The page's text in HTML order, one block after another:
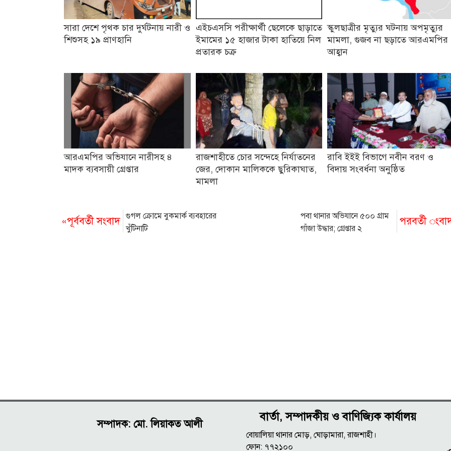
সারা দেশে পৃথক চার দুর্ঘটনায় নারী ও
শিশুসহ ১৯ প্রাণহানি
এইচএসসি পরীক্ষার্থী ছেলেকে ছাড়াতে
ইমামের ১৫ হাজার টাকা হাতিয়ে নিল
প্রতারক চক্র
স্কুলছাত্রীর মৃত্যুর ঘটনায় অপমৃত্যুর
মামলা, গুজব না ছড়াতে আরএমপির
আহ্বান
আরএমপির অভিযানে নারীসহ ৪
মাদক ব্যবসায়ী গ্রেপ্তার
রাজশাহীতে চোর সন্দেহে নির্যাতনের
জের, দোকান মালিককে ছুরিকাঘাত,
মামলা
রাবি ইইই বিভাগে নবীন বরণ ও
বিদায় সংবর্ধনা অনুষ্ঠিত
«পূর্ববর্তী সংবাদ গুগল ক্রোমে বুকমার্ক ব্যবহারের
খুঁটিনাটি
পরবর্তী
পবা থানার অভিযানে ৫০০ গ্রাম
গাঁজা উদ্ধার; গ্রেপ্তার ২
সম্পাদক: মো. লিয়াকত আলী
বার্তা, সম্পাদকীয় ও বাণিজ্যিক কার্যালয়
বোয়ালিয়া থানার মোড়, ঘোড়ামারা, রাজশাহী।
ফোন: ৭৭২১০০